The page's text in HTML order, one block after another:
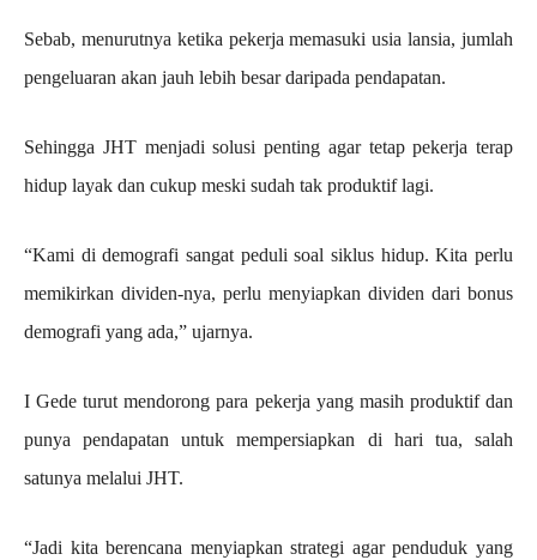
Sebab, menurutnya ketika pekerja memasuki usia lansia, jumlah
pengeluaran akan jauh lebih besar daripada pendapatan.
Sehingga JHT menjadi solusi penting agar tetap pekerja terap
hidup layak dan cukup meski sudah tak produktif lagi.
“Kami di demografi sangat peduli soal siklus hidup. Kita perlu
memikirkan dividen-nya, perlu menyiapkan dividen dari bonus
demografi yang ada,” ujarnya.
I Gede turut mendorong para pekerja yang masih produktif dan
punya pendapatan untuk mempersiapkan di hari tua, salah
satunya melalui JHT.
“Jadi kita berencana menyiapkan strategi agar penduduk yang